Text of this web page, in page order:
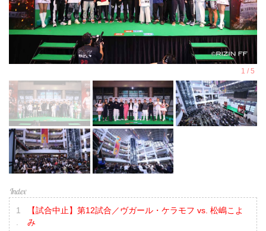
【試合中止】第12試合／ヴガール・ケラモフ vs. 松嶋こよ
み